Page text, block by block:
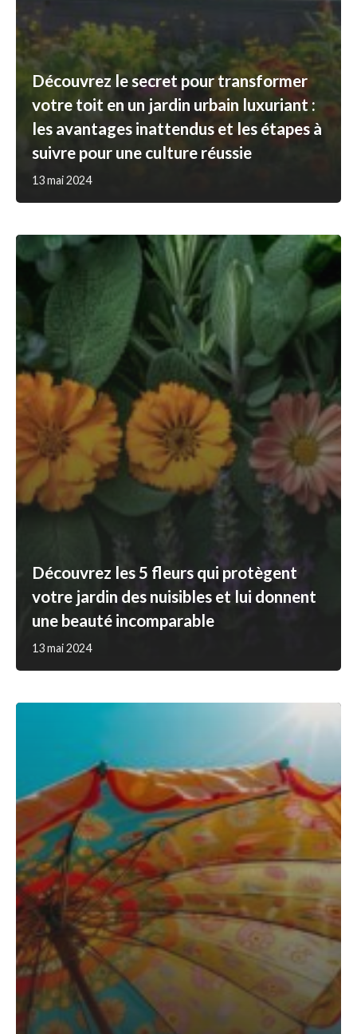
Découvrez le secret pour transformer
votre toit en un jardin urbain luxuriant :
les avantages inattendus et les étapes à
suivre pour une culture réussie
13 mai 2024
Découvrez les 5 fleurs qui protègent
votre jardin des nuisibles et lui donnent
une beauté incomparable
13 mai 2024